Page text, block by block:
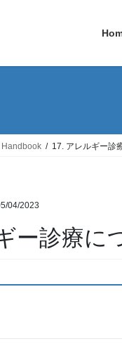
Handbook 17. アレルギー診
04/2023
ー診療に